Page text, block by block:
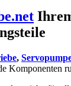
,
Komponenten